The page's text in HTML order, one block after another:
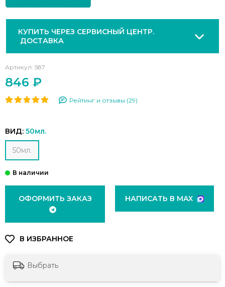
КУПИТЬ ЧЕРЕЗ СЕРВИСНЫЙ ЦЕНТР.
ДОСТАВКА
Артикул: 587
846 ₽
Рейтинг и отзывы (29)
ВИД: 50мл.
50мл.
ОФОРМИТЬ ЗАКАЗ НАПИСАТЬ В MAX
Выбрать